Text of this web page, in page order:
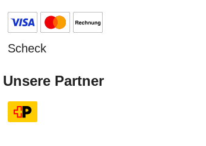
Scheck
Unsere Partner